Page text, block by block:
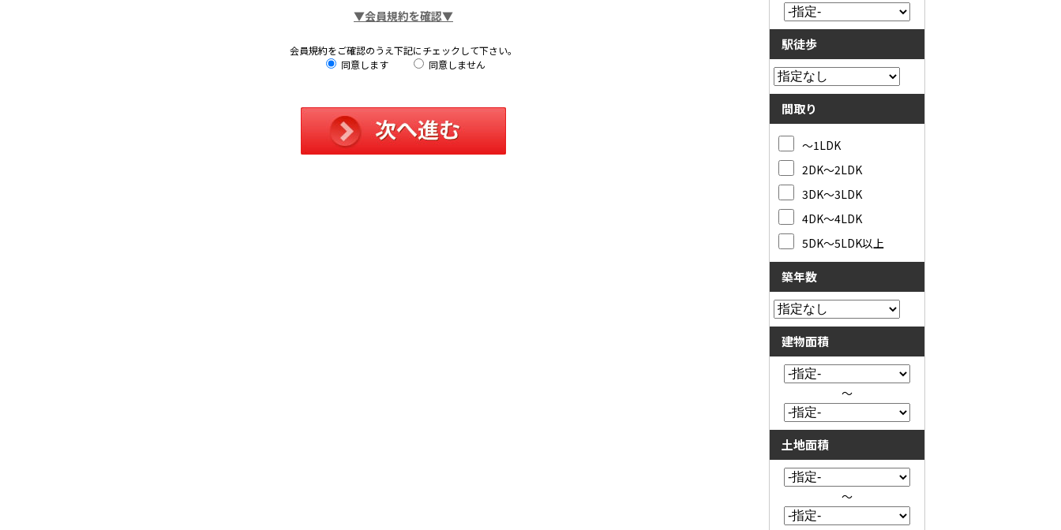
▼会員規約を確認▼
会員規約をご確認のうえ下記にチェックして下さい。
同意します
同意しません
駅徒歩
間取り
～1LDK
2DK～2LDK
3DK～3LDK
4DK～4LDK
5DK～5LDK以上
築年数
建物面積
～
土地面積
～